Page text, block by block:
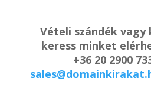
Vételi szándék vagy
keress minket
+36 20 2900